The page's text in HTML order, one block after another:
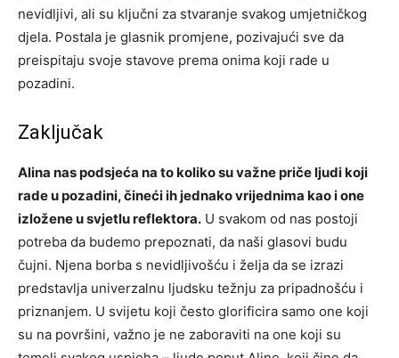
nevidljivi, ali su ključni za stvaranje svakog umjetničkog
djela. Postala je glasnik promjene, pozivajući sve da
preispitaju svoje stavove prema onima koji rade u
pozadini.
Zaključak
Alina nas podsjeća na to koliko su važne priče ljudi koji
rade u pozadini, čineći ih jednako vrijednima kao i one
izložene u svjetlu reflektora. U svakom od nas postoji
potreba da budemo prepoznati, da naši glasovi budu
čujni. Njena borba s nevidljivošću i želja da se izrazi
predstavlja univerzalnu ljudsku težnju za pripadnošću i
priznanjem. U svijetu koji često glorificira samo one koji
su na površini, važno je ne zaboraviti na one koji su